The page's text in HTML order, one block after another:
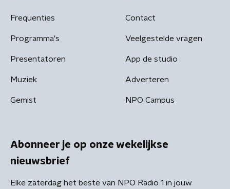
Frequenties
Programma's
Presentatoren
Muziek
Gemist
Contact
Veelgestelde vragen
App de studio
Adverteren
NPO Campus
Abonneer je op onze wekelijkse
nieuwsbrief
Elke zaterdag het beste van NPO Radio 1 in jouw